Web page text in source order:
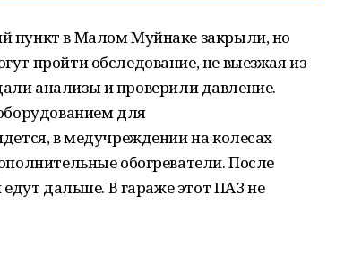
пункт в Малом Муйнаке закрыли, но
пройти обследование, не выезжая из
анализы и проверили давление.
для
в медучреждении на колесах
обогреватели. После
дальше. В гараже этот ПАЗ не